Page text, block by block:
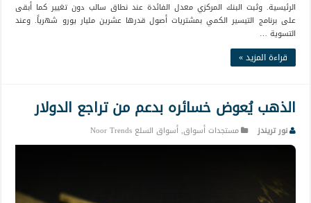
الرئيسية. وثبت البنك المركزي معدل الفائدة عند نطاق سالب دون تغيير كما أبقى
على برنامج التيسير الكمي بمشتريات أصول قدرها عشرين مليار يورو شهرياً. وعند
التسوية …
قراءة المزيد »
الذهب يُعوض خسائره بدعم من تراجع الدولار
نور تريندز مستجدات أسواق,أسواق السلع Noor Trends